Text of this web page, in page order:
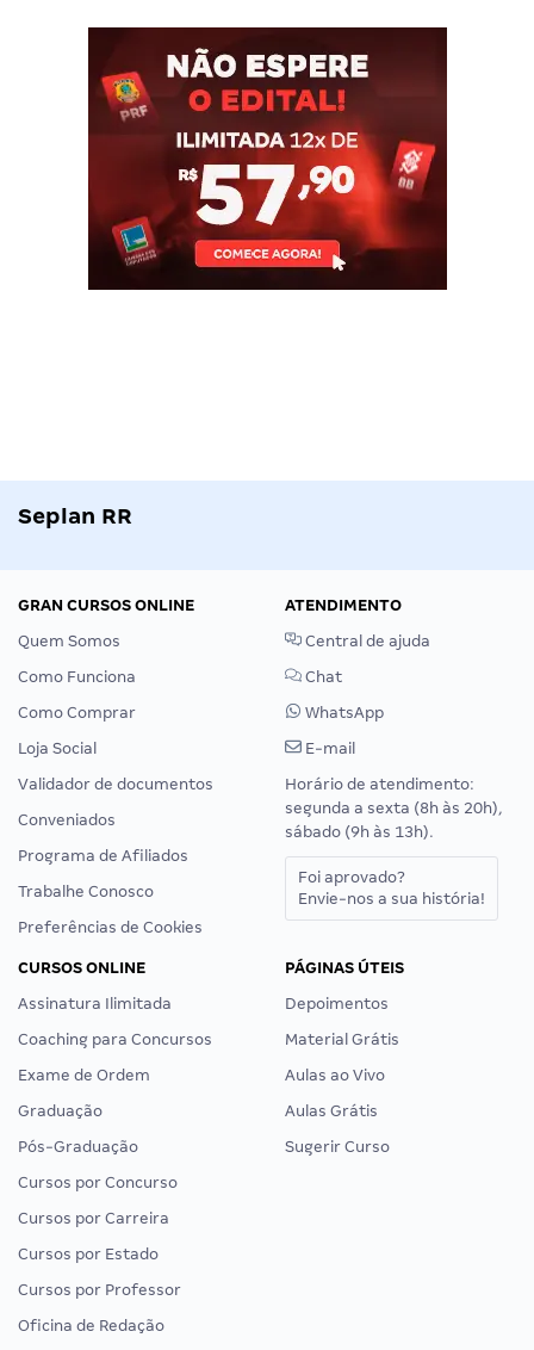
Seplan RR
GRAN CURSOS ONLINE
Quem Somos
Como Funciona
Como Comprar
Loja Social
Validador de documentos
Conveniados
Programa de Afiliados
Trabalhe Conosco
Preferências de Cookies
ATENDIMENTO
Central de ajuda
Chat
WhatsApp
E-mail
Horário de atendimento:
segunda a sexta (8h às 20h),
sábado (9h às 13h).
Foi aprovado?
Envie-nos a sua história!
CURSOS ONLINE
Assinatura Ilimitada
Coaching para Concursos
Exame de Ordem
Graduação
Pós-Graduação
Cursos por Concurso
Cursos por Carreira
Cursos por Estado
Cursos por Professor
Oficina de Redação
PÁGINAS ÚTEIS
Depoimentos
Material Grátis
Aulas ao Vivo
Aulas Grátis
Sugerir Curso